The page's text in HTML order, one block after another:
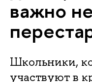
важно не
Школьники,
участвуют в